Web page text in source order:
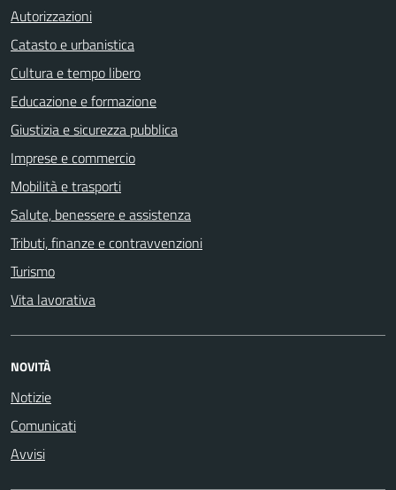
Autorizzazioni
Catasto e urbanistica
Cultura e tempo libero
Educazione e formazione
Giustizia e sicurezza pubblica
Imprese e commercio
Mobilità e trasporti
Salute, benessere e assistenza
Tributi, finanze e contravvenzioni
Turismo
Vita lavorativa
NOVITÀ
Notizie
Comunicati
Avvisi